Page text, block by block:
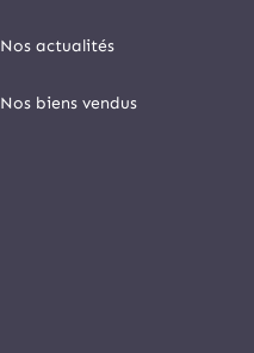
Nos actualités
Nos biens vendus